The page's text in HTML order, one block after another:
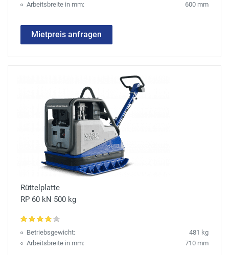
Arbeitsbreite in mm:
600 mm
Mietpreis anfragen
Rüttelplatte
RP 60 kN 500 kg
Betriebsgewicht:
481 kg
Arbeitsbreite in mm:
710 mm